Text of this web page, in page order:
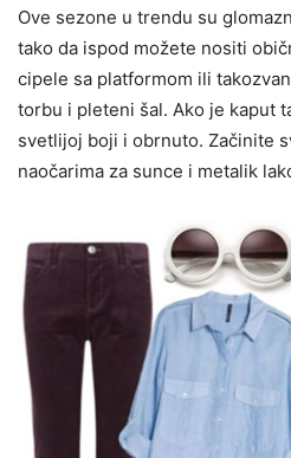
Ove sezone u trendu su
tako da ispod možete nositi
cipele sa platformom ili
torbu i pleteni šal. Ako je kaput
svetlijoj boji i obrnuto. Začinite
naočarima za sunce i metalik